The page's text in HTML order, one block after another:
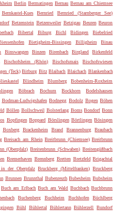
Berlin Bermatingen Bernau Bernau am Chiemsee
Bernkastel-Kues Bernried
Bernried (Starnberger See)
Betzenstein Betzenweiler Betzigau Beuren Beuron
Bibertal Biburg Bichl Bidingen
Biebelried
Bietigheim-Bissingen Billigheim
Binau
Binswangen Binzen Birenbach Birgland
Birkenfeld
Bischofsheim (Rhön) Bischofsmais
Bischofswiesen
(Teck) Bitburg Bitz Blaibach Blaichach Blankenbach
Blindheim Blumberg
Bobenheim-Roxheim
Böbrach Bochum Bockhorn
Bodelshausen
Bodman-Ludwigshafen Bodnegg Bodolz Bogen Böhen
Böllen Bollschweil Bolsterlang Boms Bondorf Bonn
Bopfingen Boppard Börslingen Börtlingen Bösingen
Boxberg Brackenheim Brand Brannenburg
Braubach
Breisach am Rhein Breitbrunn (Chiemsee) Breitbrunn
(Oberpfalz) Breitenbrunn (Schwaben) Breitengüßbach
Bremerhaven Brennberg Bretten Bretzfeld Brigachtal
der Oberpfalz Bruckberg (Mittelfranken) Bruckberg
Brunnen Brunnthal Bubenreuth Bubesheim Bubsheim
Buch am Erlbach Buch am Wald Buchbach Buchbrunn
Buchenberg Buchheim Buchhofen
Büchlberg
Bühl Bühlertal Bühlertann Bühlerzell
Bundorf